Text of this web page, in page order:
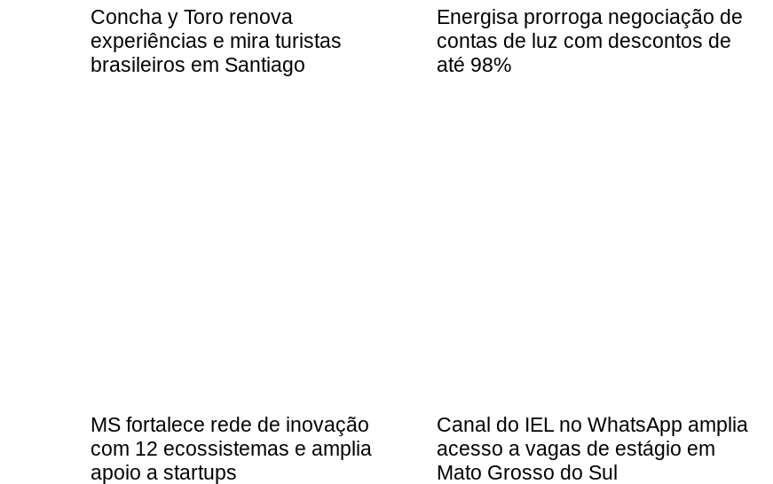
Concha y Toro renova
experiências e mira turistas
brasileiros em Santiago
Energisa prorroga negociação de
contas de luz com descontos de
até 98%
MS fortalece rede de inovação
com 12 ecossistemas e amplia
apoio a startups
Canal do IEL no WhatsApp amplia
acesso a vagas de estágio em
Mato Grosso do Sul